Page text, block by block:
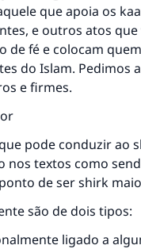
que apoia os
e outros atos
de fé e colocam
do Islam. Pedimos
e firmes.
pode conduzir ao
nos textos como
de ser shirk
são de dois tipos:
ligado a